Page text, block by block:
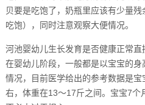
贝要是吃饱了，奶瓶里应该有少量
吃饱），同时注意观察大便情况。
河池婴幼儿生长发育是否健康正常直
在婴幼儿阶段，一般都是以宝宝的
情况，目前医学给出的参考数据是
右，体重在13～17斤之间。宝宝7个